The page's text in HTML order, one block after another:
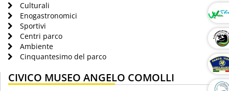
Culturali
Enogastronomici
Sportivi
Centri parco
Ambiente
Cinquantesimo del parco
CIVICO MUSEO ANGELO COMOLLI